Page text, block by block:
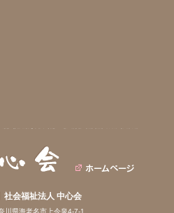
社会福祉法人 中心会
川県海老名市上今泉4-7-1